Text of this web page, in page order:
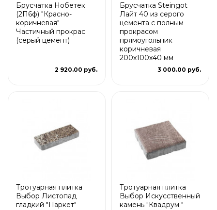
Брусчатка Нобетек
(2П6ф) "Красно-
коричневая"
Частичный прокрас
(серый цемент)
2 920.00 руб.
Брусчатка Steingot
Лайт 40 из серого
цемента с полным
прокрасом
прямоугольник
коричневая
200х100х40 мм
3 000.00 руб.
Тротуарная плитка
Выбор Листопад
гладкий "Паркет"
Тротуарная плитка
Выбор Искусственный
камень "Квадрум "